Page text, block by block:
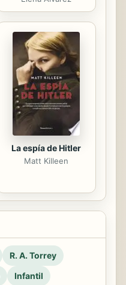
La espía de Hitler
Matt Killeen
R. A. Torrey
Infantil